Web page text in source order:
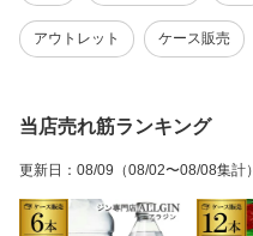
アウトレット ケース販売
当店売れ筋ランキング
更新日 ： 08/09 （08/02〜08/08集計）